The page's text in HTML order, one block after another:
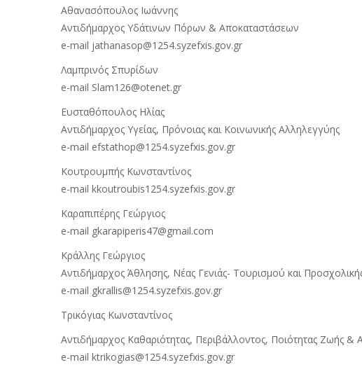
Αθανασόπουλος Ιωάννης
Αντιδήμαρχος Υδάτινων Πόρων & Αποκαταστάσεων
e-mail jathanasop@1254.syzefxis.gov.gr
Λαμπρινός Σπυρίδων
e-mail Slam126@otenet.gr
Ευσταθόπουλος Ηλίας
Αντιδήμαρχος Υγείας, Πρόνοιας και Κοινωνικής Αλληλεγγύης
e-mail efstathop@1254.syzefxis.gov.gr
Κουτρουμπής Κωνσταντίνος
e-mail kkoutroubis1254.syzefxis.gov.gr
Καραπιπέρης Γεώργιος
e-mail gkarapiperis47@gmail.com
Κράλλης Γεώργιος
Αντιδήμαρχος Άθλησης, Νέας Γενιάς- Τουρισμού και
e-mail gkrallis@1254.syzefxis.gov.gr
Τρικόγιας Κωνσταντίνος
Αντιδήμαρχος Καθαριότητας, Περιβάλλοντος, Ποιότητας Ζωής &
e-mail ktrikogias@1254.syzefxis.gov.gr